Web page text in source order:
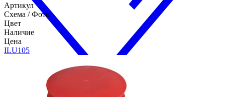
Артикул
Схема / Фото
Цвет
Наличие
Цена
ILU105